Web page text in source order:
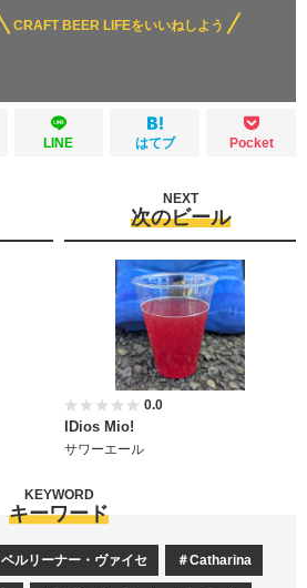
CRAFT BEER LIFEをいいねしよう
LINE はてブ Pocket
次のビール
NEXT
0.0
IDios Mio!
サワーエール
キーワード
KEYWORD
ベルリーナー・ヴァイセ Catharina